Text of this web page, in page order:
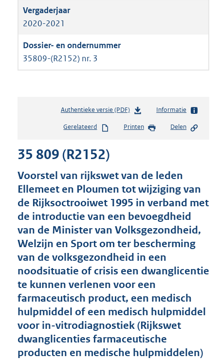
2020-2021
35809-(R2152) nr. 3
Authentieke versie (PDF)b
s
s
g
r
o
o
t
t
e
:
1
2
K
b
Informatie
Gerelateerd Printen Delen
35 809 (R2152)
Voorstel van rijkswet van de leden
Ellemeet en Ploumen tot wijziging van
de Rijksoctrooiwet 1995 in verband met
de introductie van een bevoegdheid
van de Minister van Volksgezondheid,
Welzijn en Sport om ter bescherming
van de volksgezondheid in een
noodsituatie of crisis een dwanglicentie
te kunnen verlenen voor een
farmaceutisch product, een medisch
hulpmiddel of een medisch hulpmiddel
voor in-vitrodiagnostiek (Rijkswet
dwanglicenties farmaceutische
producten en medische hulpmiddelen)